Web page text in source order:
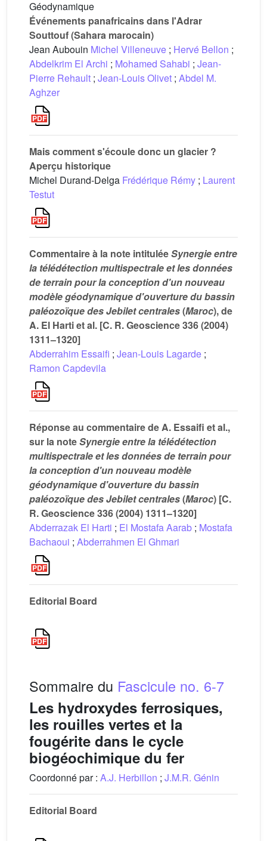
Géodynamique
Événements panafricains dans l'Adrar
Souttouf (Sahara marocain)
Jean Aubouin Michel Villeneuve ; Hervé Bellon ;
Abdelkrim El Archi ; Mohamed Sahabi ; Jean-
Pierre Rehault ; Jean-Louis Olivet ; Abdel M.
Aghzer
Mais comment s'écoule donc un glacier ?
Aperçu historique
Michel Durand-Delga Frédérique Rémy ; Laurent
Testut
Commentaire à la note intituléeSynergie entre
la télédétection multispectrale et les données
de terrain pour la conception d'un nouveau
modèle géodynamique d'ouverture du bassin
paléozoïque des Jebilet centrales(Maroc), de
A. El Harti et al. [C. R. Geoscience 336 (2004)
1311–1320]
Abderrahim Essaifi ; Jean-Louis Lagarde ;
Ramon Capdevila
Réponse au commentaire de A. Essaifi et al.,
sur la noteSynergie entre la télédétection
multispectrale et les données de terrain pour
la conception d'un nouveau modèle
géodynamique d'ouverture du bassin
paléozoïque des Jebilet centrales(Maroc) [C.
R. Geoscience 336 (2004) 1311–1320]
Abderrazak El Harti ; El Mostafa Aarab ; Mostafa
Bachaoui ; Abderrahmen El Ghmari
Editorial Board
Sommaire du Fascicule no. 6-7
Les hydroxydes ferrosiques,
les rouilles vertes et la
fougérite dans le cycle
biogéochimique du fer
Coordonné par : A.J. Herbillon ; J.M.R. Génin
Editorial Board